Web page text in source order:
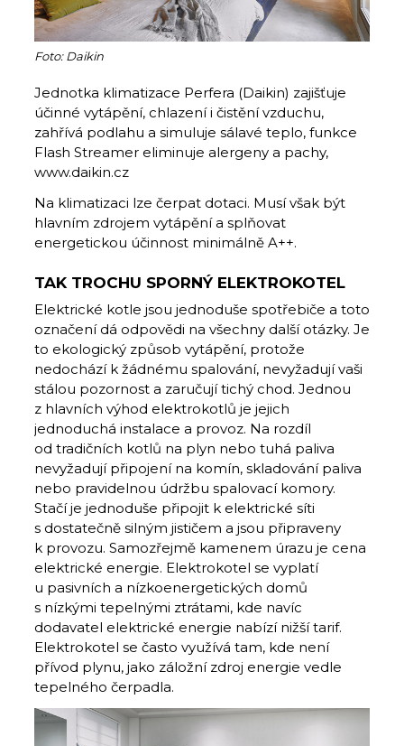
Foto: Daikin
Jednotka klimatizace Perfera (Daikin) zajišťuje
účinné vytápění, chlazení i čistění vzduchu,
zahřívá podlahu a simuluje sálavé teplo, funkce
Flash Streamer eliminuje alergeny a pachy,
www.daikin.cz
Na klimatizaci lze čerpat dotaci. Musí však být
hlavním zdrojem vytápění a splňovat
energetickou účinnost minimálně A++.
TAK TROCHU SPORNÝ ELEKTROKOTEL
Elektrické kotle jsou jednoduše spotřebiče a toto
označení dá odpovědi na všechny další otázky. Je
to ekologický způsob vytápění, protože
nedochází k žádnému spalování, nevyžadují vaši
stálou pozornost a zaručují tichý chod. Jednou
z hlavních výhod elektrokotlů je jejich
jednoduchá instalace a provoz. Na rozdíl
od tradičních kotlů na plyn nebo tuhá paliva
nevyžadují připojení na komín, skladování paliva
nebo pravidelnou údržbu spalovací komory.
Stačí je jednoduše připojit k elektrické síti
s dostatečně silným jističem a jsou připraveny
k provozu. Samozřejmě kamenem úrazu je cena
elektrické energie. Elektrokotel se vyplatí
u pasivních a nízkoenergetických domů
s nízkými tepelnými ztrátami, kde navíc
dodavatel elektrické energie nabízí nižší tarif.
Elektrokotel se často využívá tam, kde není
přívod plynu, jako záložní zdroj energie vedle
tepelného čerpadla.